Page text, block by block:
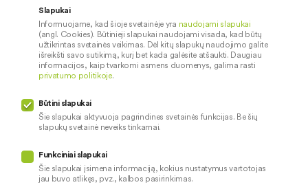
Apie mus
Kontaktai
Karjera
Socialinė atsakomybė
Palūkanų normos
Paslaugų teikimo sąlygos ir
įkainiai
Pranešėjų apsauga
Privatumo politika
Slapukai
Informuojame, kad šioje svetainėje yra naudojami slapukai
(angl. Cookies). Būtinieji slapukai naudojami visada, kad būtų
užtikrintas svetainės veikimas. Dėl kitų slapukų naudojimo galite
išreikšti savo sutikimą, kurį bet kada galėsite atšaukti. Daugiau
informacijos, kaip tvarkomi asmens duomenys, galima rasti
privatumo politikoje.
Būtini slapukai
Šie slapukai aktyvuoja pagrindines svetainės funkcijas. Be šių
slapukų svetainė neveiks tinkamai.
Funkciniai slapukai
Šie slapukai įsimena informaciją, kokius nustatymus vartotojas
jau buvo atlikęs, pvz., kalbos pasirinkimas.